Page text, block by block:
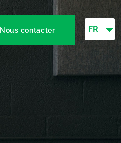
Nous contacter FR